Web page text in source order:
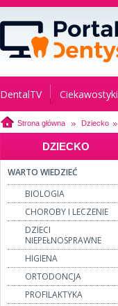
DentalTV Ciekawostyki
Strona główna Dziecko
DZIECKO
WARTO WIEDZIEĆ
BIOLOGIA
CHOROBY I LECZENIE
DZIECI
NIEPEŁNOSPRAWNE
HIGIENA
ORTODONCJA
PROFILAKTYKA